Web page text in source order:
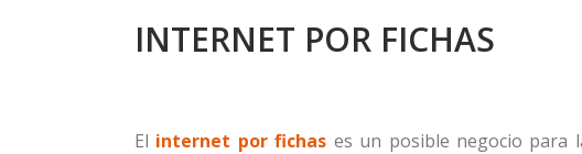
INTERNET POR FICHAS
El internet por fichas es un posible negocio para